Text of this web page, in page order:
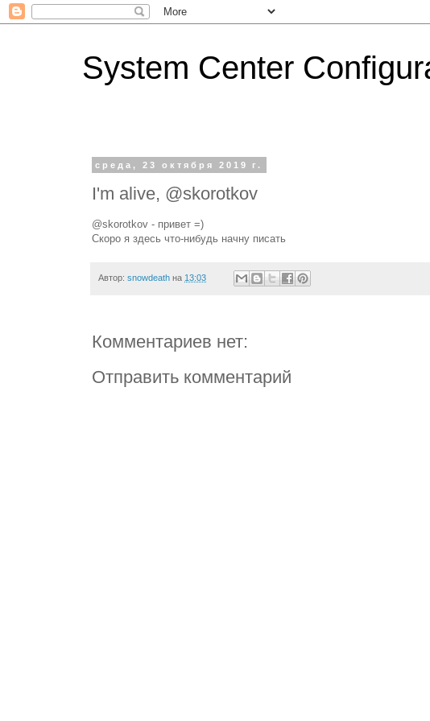
System Center
среда, 23 октября 2019 г.
I'm alive, @skorotkov
@skorotkov - привет =)
Скоро я здесь что-нибудь начну писать
Автор: snowdeath на 13:03
Комментариев нет:
Отправить комментарий